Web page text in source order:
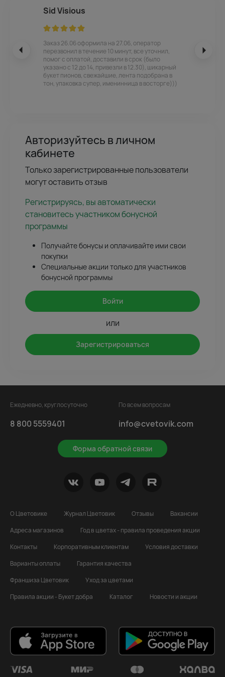
Sid Visious
Заказ 26.06 оформила на 27.06, оператор
перезвонил в течение 10 минут, все уточнил,
помог с оплатой, доставили в срок (было
указано с 12 до 14, привезли в 12.30), шикарный
букет пионов, свежайшие, лента подобрана в
тон, упаковка супер, именинница в восторге)))
Авторизуйтесь в личном
кабинете
Только зарегистрированные пользователи
могут оставить отзыв
Регистрируясь, вы автоматически
становитесь участником бонусной
программы
Получайте бонусы и оплачивайте ими свои
покупки
Специальные акции только для участников
бонусной программы
Войти
или
Зарегистрироваться
Ежедневно, круглосуточно
8 800 5559401
Форма обратной связи
По всем вопросам
info@cvetovik.com
О Цветовике Журнал Цветовик Отзывы
Вакансии
Адреса магазинов
Год в цветах - правила проведения акции
Контакты
Корпоративным клиентам
Условия доставки
Варианты оплаты
Гарантия качества
Франшиза Цветовик
Уход за цветами
Правила акции - Букет добра
Каталог Новости и акции